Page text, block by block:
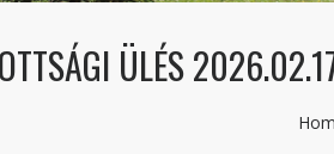
ÜLÉS